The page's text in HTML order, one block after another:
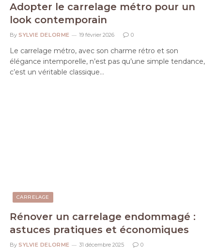
Adopter le carrelage métro pour un
look contemporain
By SYLVIE DELORME 19 février 2026 0
Le carrelage métro, avec son charme rétro et son
élégance intemporelle, n’est pas qu’une simple tendance,
c’est un véritable classique…
CARRELAGE
Rénover un carrelage endommagé :
astuces pratiques et économiques
By SYLVIE DELORME 31 décembre 2025 0